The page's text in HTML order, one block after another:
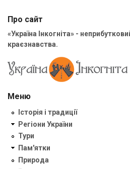
Про сайт
«Україна Інкогніта» -
краєзнавства.
Меню
Історія і традиції
Регіони України
Тури
Пам'ятки
Природа